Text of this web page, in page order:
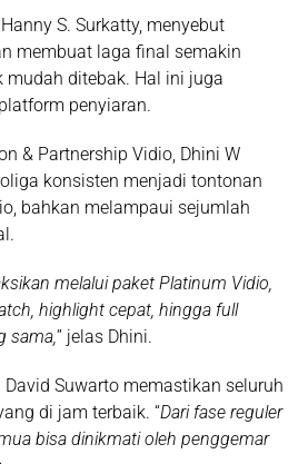
Hanny S. Surkatty, menyebut
membuat laga final semakin
mudah ditebak. Hal ini juga
penyiaran.
& Partnership Vidio, Dhini W
konsisten menjadi tontonan
, bahkan melampaui sejumlah
melalui paket Platinum Vidio,
highlight cepat, hingga full
sama,” jelas Dhini.
David Suwarto memastikan seluruh
di jam terbaik. “Dari fase reguler
bisa dinikmati oleh penggemar